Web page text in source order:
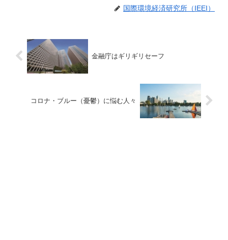
国際環境経済研究所（IEEI）
金融庁はギリギリセーフ
コロナ・ブルー（憂鬱）に悩む人々